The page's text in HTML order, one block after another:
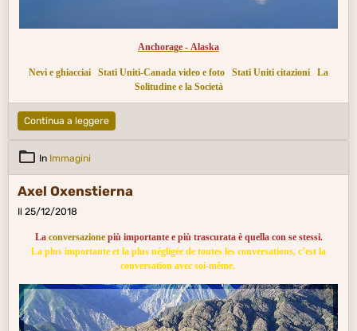
Anchorage - Alaska
Nevi e ghiacciai Stati Uniti-Canada video e foto Stati Uniti citazioni
La
Solitudine e la Società
Continua a leggere
In Immagini
Axel Oxenstierna
Il 25/12/2018
La conversazione più importante e più trascurata è quella con se stessi.
La plus importante et la plus négligée de toutes les conversations, c’est la
conversation avec soi-même.